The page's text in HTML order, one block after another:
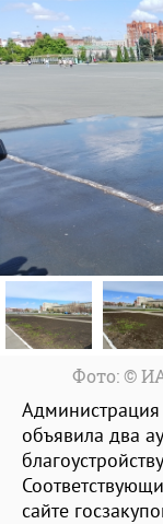
Фото: ©
объявила два
сайте